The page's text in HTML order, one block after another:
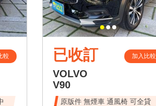
較 已收訂 加入比較
VOLVO
V90
原版件 無煙車 通風椅 可全貸